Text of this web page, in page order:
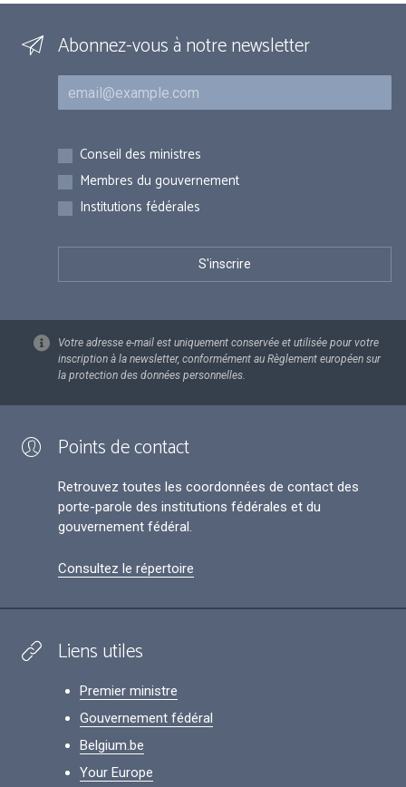
Abonnez-vous à notre newsletter
Courriel
Inscriptions
Conseil des ministres
Membres du gouvernement
Institutions fédérales
Votre adresse e-mail est uniquement conservée et utilisée pour votre
inscription à la newsletter, conformément au Règlement européen sur
la protection des données personnelles.
Points de contact
Retrouvez toutes les coordonnées de contact des
porte-parole des institutions fédérales et du
gouvernement fédéral.
Consultez le répertoire
Liens utiles
Premier ministre
Gouvernement fédéral
Belgium.be
Your Europe